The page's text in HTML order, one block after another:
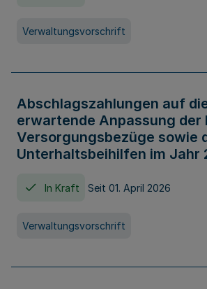
Verwaltungsvorschrift
Abschlagszahlungen auf
erwartende Anpassung der
Versorgungsbezüge sowie
Unterhaltsbeihilfen im Jahr
In Kraft Seit 01. April 2026
Verwaltungsvorschrift